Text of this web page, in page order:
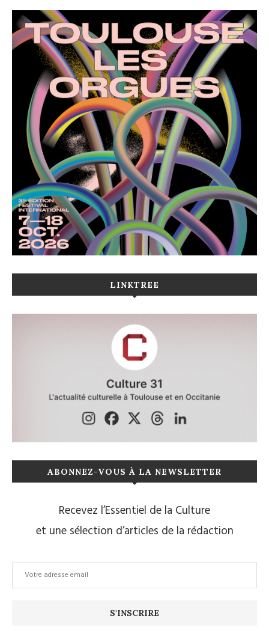
LINKTREE
ABONNEZ-VOUS À LA NEWSLETTER
Recevez l’Essentiel de la Culture
et une sélection d’articles de la rédaction